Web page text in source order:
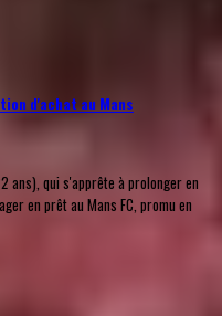
d'achat au Mans
ans), qui s'apprête à prolonger en
en prêt au Mans FC, promu en